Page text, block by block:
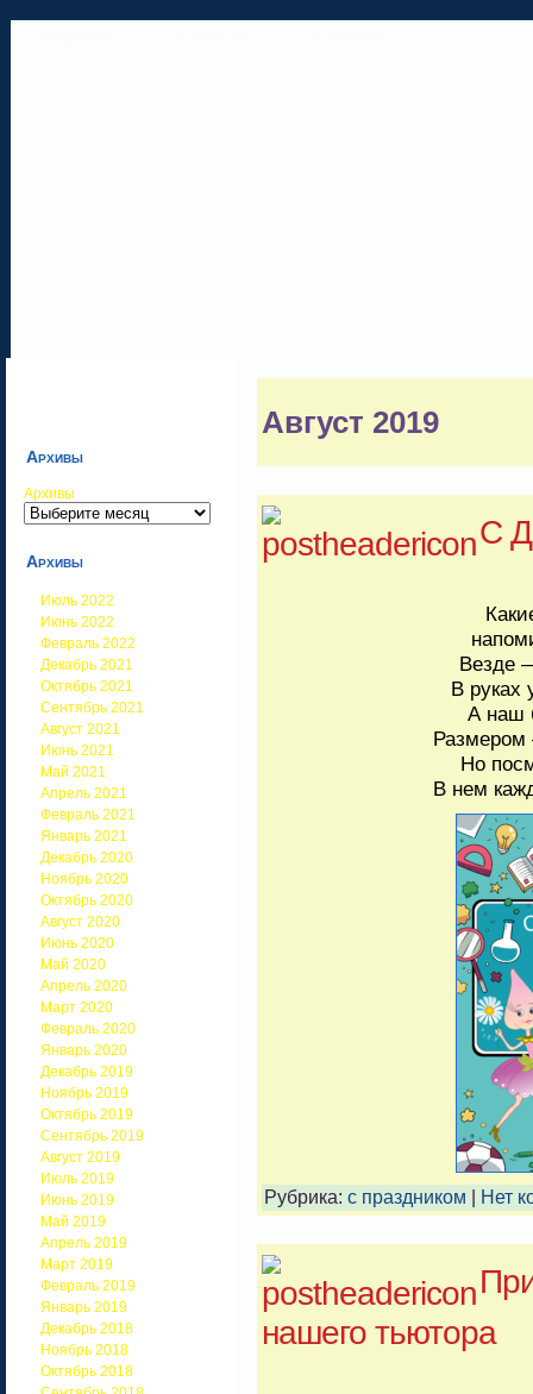
Архивы
Архивы
Архивы
Июль 2022
Июнь 2022
Февраль 2022
Декабрь 2021
Октябрь 2021
Сентябрь 2021
Август 2021
Июнь 2021
Май 2021
Апрель 2021
Февраль 2021
Январь 2021
Декабрь 2020
Ноябрь 2020
Октябрь 2020
Август 2020
Июнь 2020
Май 2020
Апрель 2020
Март 2020
Февраль 2020
Январь 2020
Декабрь 2019
Ноябрь 2019
Октябрь 2019
Сентябрь 2019
Август 2019
Июль 2019
Июнь 2019
Май 2019
Апрель 2019
Март 2019
Февраль 2019
Январь 2019
Декабрь 2018
Ноябрь 2018
Октябрь 2018
Август 2019
С
Везде
В руках
А наш
Но
В нем
Рубрика: с праздником Нет
нашего тьютора